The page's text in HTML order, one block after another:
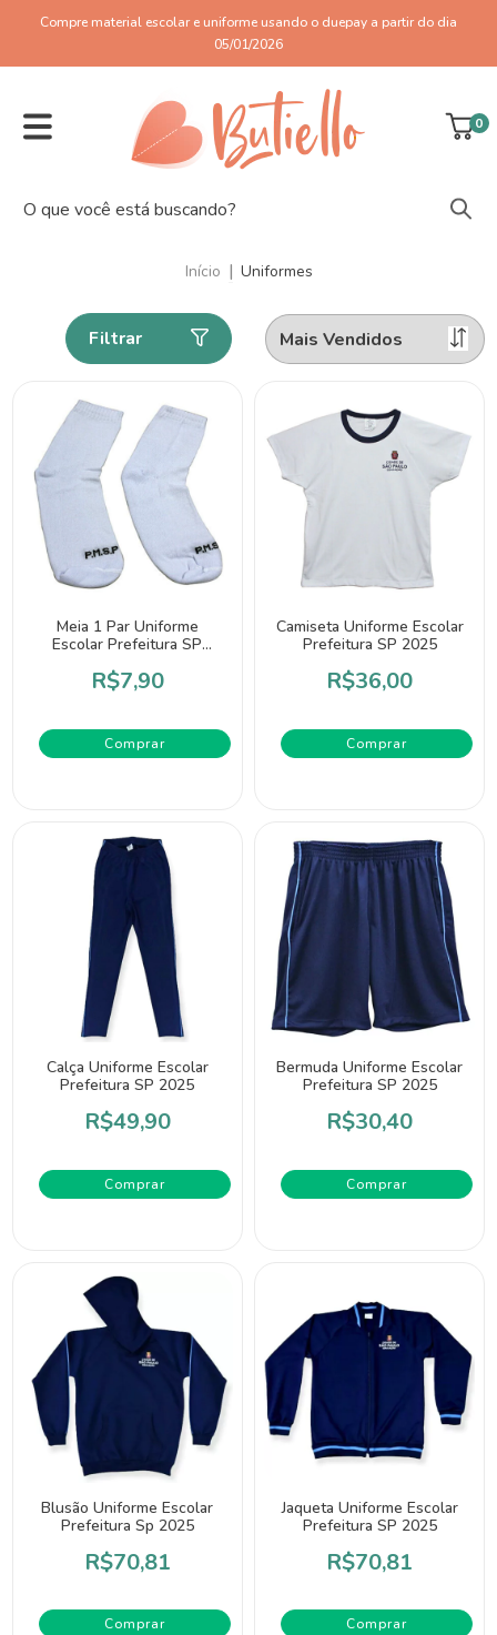
Compre material escolar e uniforme usando o duepay a partir do dia
05/01/2026
0
Início | Uniformes
Filtrar
Meia 1 Par Uniforme
Escolar Prefeitura SP
R$7,90
Comprar
Camiseta Uniforme Escolar
Prefeitura SP 2025
R$36,00
Comprar
Calça Uniforme Escolar
Prefeitura SP 2025
R$49,90
Comprar
Bermuda Uniforme Escolar
Prefeitura SP 2025
R$30,40
Comprar
Blusão Uniforme Escolar
Prefeitura Sp 2025
R$70,81
Comprar
Jaqueta Uniforme Escolar
Prefeitura SP 2025
R$70,81
Comprar